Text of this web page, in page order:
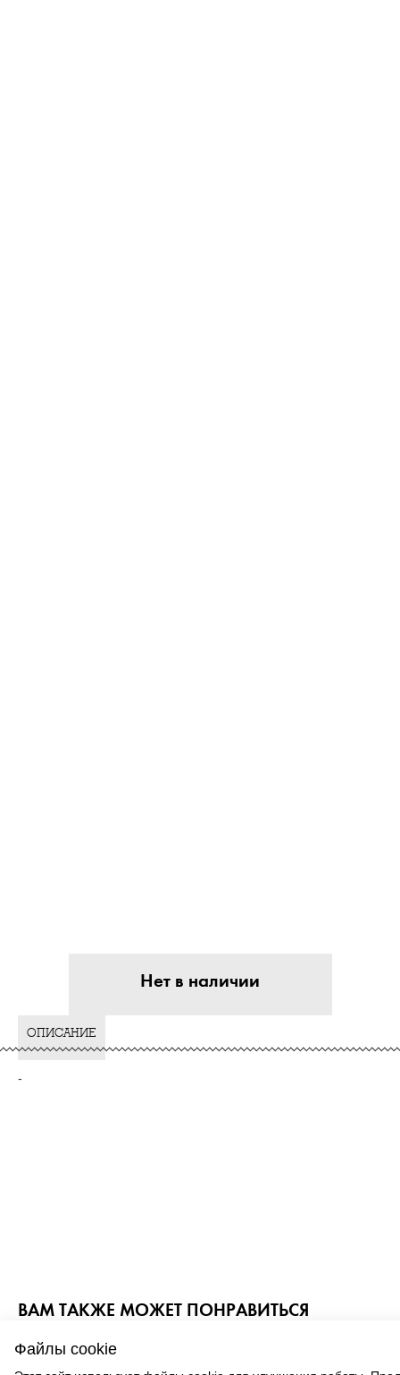
Нет в наличии
ОПИСАНИЕ
-
ВАМ ТАКЖЕ МОЖЕТ ПОНРАВИТЬСЯ
Файлы cookie